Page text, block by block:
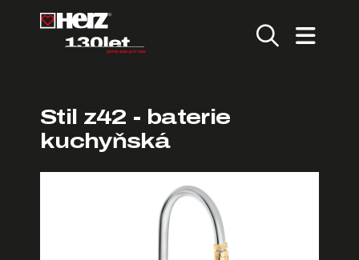
Stil z42 - baterie
kuchyňská